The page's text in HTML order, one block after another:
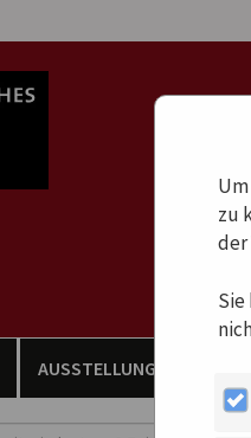
zu
der
AUSSTELLUNGEN